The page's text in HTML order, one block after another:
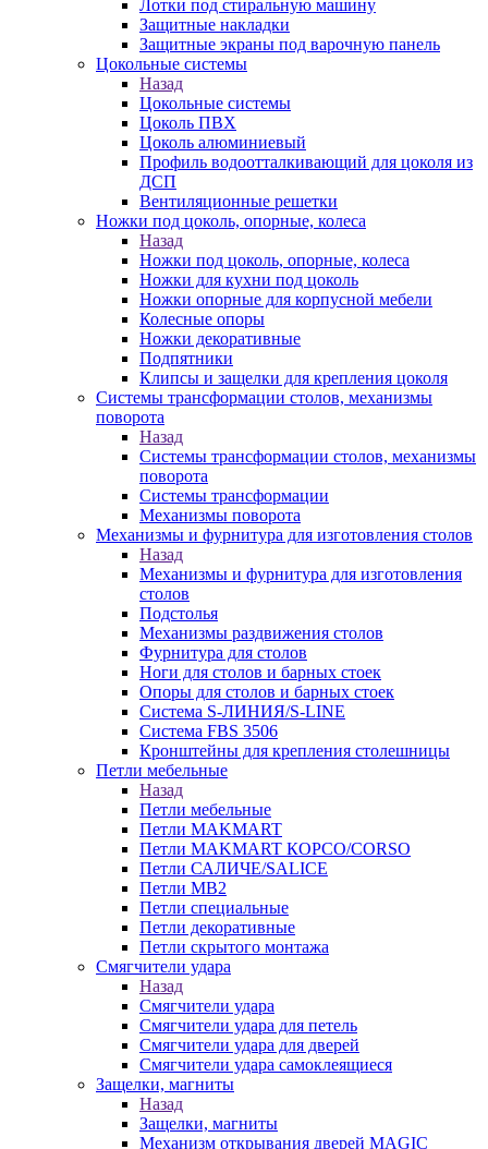
Лотки под стиральную машину
Защитные накладки
Защитные экраны под варочную панель
Цокольные системы
Назад
Цокольные системы
Цоколь ПВХ
Цоколь алюминиевый
Профиль водоотталкивающий для цоколя из
ДСП
Вентиляционные решетки
Ножки под цоколь, опорные, колеса
Назад
Ножки под цоколь, опорные, колеса
Ножки для кухни под цоколь
Ножки опорные для корпусной мебели
Колесные опоры
Ножки декоративные
Подпятники
Клипсы и защелки для крепления цоколя
Системы трансформации столов, механизмы
поворота
Назад
Системы трансформации столов, механизмы
поворота
Системы трансформации
Механизмы поворота
Механизмы и фурнитура для изготовления столов
Назад
Механизмы и фурнитура для изготовления
столов
Подстолья
Механизмы раздвижения столов
Фурнитура для столов
Ноги для столов и барных стоек
Опоры для столов и барных стоек
Система S-ЛИНИЯ/S-LINE
Система FBS 3506
Кронштейны для крепления столешницы
Петли мебельные
Назад
Петли мебельные
Петли MAKMART
Петли MAKMART КОРСО/CORSO
Петли САЛИЧЕ/SALICE
Петли MB2
Петли специальные
Петли декоративные
Петли скрытого монтажа
Смягчители удара
Назад
Смягчители удара
Смягчители удара для петель
Смягчители удара для дверей
Cмягчители удара самоклеящиеся
Защелки, магниты
Назад
Защелки, магниты
Механизм открывания дверей MAGIC